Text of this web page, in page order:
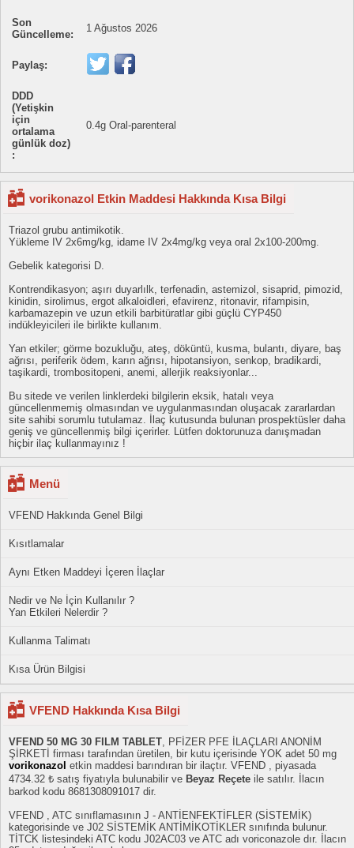
Son
Güncelleme:
1 Ağustos 2026
Paylaş:
DDD
(Yetişkin
için
ortalama
günlük doz)
:
0.4g Oral-parenteral
vorikonazol Etkin Maddesi Hakkında Kısa Bilgi
Triazol grubu antimikotik.
Yükleme IV 2x6mg/kg, idame IV 2x4mg/kg veya oral 2x100-200mg.
Gebelik kategorisi D.
Kontrendikasyon; aşırı duyarlılk, terfenadin, astemizol, sisaprid, pimozid,
kinidin, sirolimus, ergot alkaloidleri, efavirenz, ritonavir, rifampisin,
karbamazepin ve uzun etkili barbitüratlar gibi güçlü CYP450
indükleyicileri ile birlikte kullanım.
Yan etkiler; görme bozukluğu, ateş, döküntü, kusma, bulantı, diyare, baş
ağrısı, periferik ödem, karın ağrısı, hipotansiyon, senkop, bradikardi,
taşikardi, trombositopeni, anemi, allerjik reaksiyonlar...
Bu sitede ve verilen linklerdeki bilgilerin eksik, hatalı veya
güncellenmemiş olmasından ve uygulanmasından oluşacak zararlardan
site sahibi sorumlu tutulamaz. İlaç kutusunda bulunan prospektüsler daha
geniş ve güncellenmiş bilgi içerirler. Lütfen doktorunuza danışmadan
hiçbir ilaç kullanmayınız !
Menü
VFEND Hakkında Genel Bilgi
Kısıtlamalar
Aynı Etken Maddeyi İçeren İlaçlar
Nedir ve Ne İçin Kullanılır ?
Yan Etkileri Nelerdir ?
Kullanma Talimatı
Kısa Ürün Bilgisi
VFEND Hakkında Kısa Bilgi
VFEND 50 MG 30 FILM TABLET, PFİZER PFE İLAÇLARI ANONİM
ŞİRKETİ firması tarafından üretilen, bir kutu içerisinde YOK adet 50 mg
vorikonazol etkin maddesi barındıran bir ilaçtır. VFEND , piyasada
4734.32 ₺ satış fiyatıyla bulunabilir ve Beyaz Reçete ile satılır. İlacın
barkod kodu 8681308091017 dir.
VFEND , ATC sınıflamasının J - ANTİENFEKTİFLER (SİSTEMİK)
kategorisinde ve J02 SİSTEMİK ANTİMİKOTİKLER sınıfında bulunur.
TİTCK listesindeki ATC kodu J02AC03 ve ATC adı voriconazole dır. İlacın